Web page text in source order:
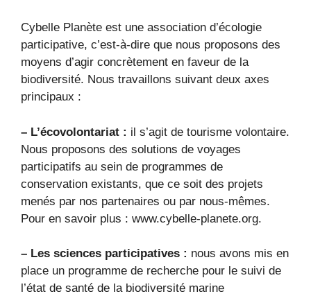
Cybelle Planète est une association d’écologie
participative, c’est-à-dire que nous proposons des
moyens d’agir concrètement en faveur de la
biodiversité. Nous travaillons suivant deux axes
principaux :
– L’écovolontariat : il s’agit de tourisme volontaire.
Nous proposons des solutions de voyages
participatifs au sein de programmes de
conservation existants, que ce soit des projets
menés par nos partenaires ou par nous-mêmes.
Pour en savoir plus : www.cybelle-planete.org.
– Les sciences participatives : nous avons mis en
place un programme de recherche pour le suivi de
l’état de santé de la biodiversité marine